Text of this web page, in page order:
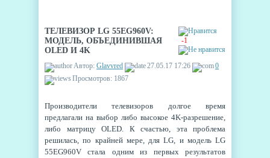
-1
ТЕЛЕВИЗОР LG 55EG960V:
МОДЕЛЬ, ОБЪЕДИНИВШАЯ
OLED И 4K
Автор: Glavvred 27.05.17 17:26
0
Просмотров: 1867
Производители телевизоров долгое время
предлагали на выбор либо высокое 4K-разрешение,
либо матрицу OLED. К счастью, эта проблема
решилась, по крайней мере, для LG, и модель LG
55EG960V стала одним из первых результатов